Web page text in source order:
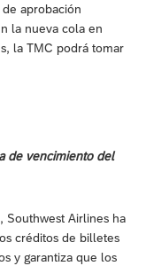
aprobación
la nueva cola en
la TMC podrá tomar
de vencimiento del
Southwest Airlines ha
créditos de billetes
y garantiza que los